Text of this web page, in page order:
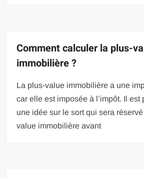
Comment calculer la plus-
immobilière ?
La plus-value immobilière a une
car elle est imposée à l’impôt. Il est
une idée sur le sort qui sera
value immobilière avant